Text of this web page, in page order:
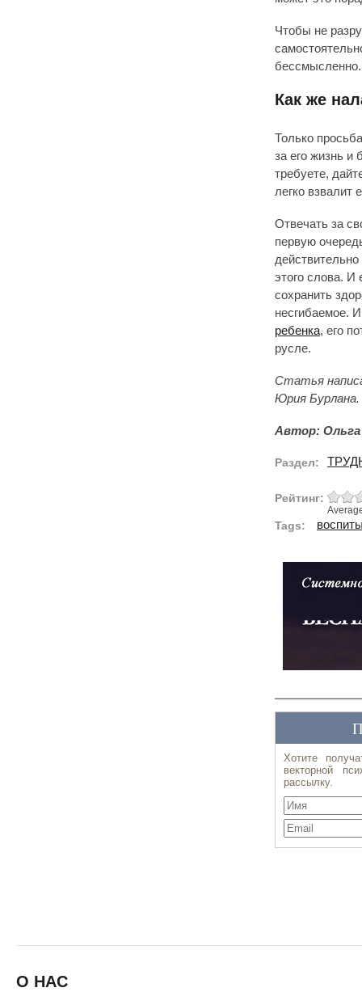
Чтобы не
бессмысленно.
Как же
Только
за его жизнь и
требуете,
легко взвалит
Отвечать за
первую
этого слова. И
сохранить
несгибаемое.
ребенка, его
русле.
Статья
Юрия Бурлана.
Автор: Ольга
Раздел:
Рейтинг:
Tags:
О НАС